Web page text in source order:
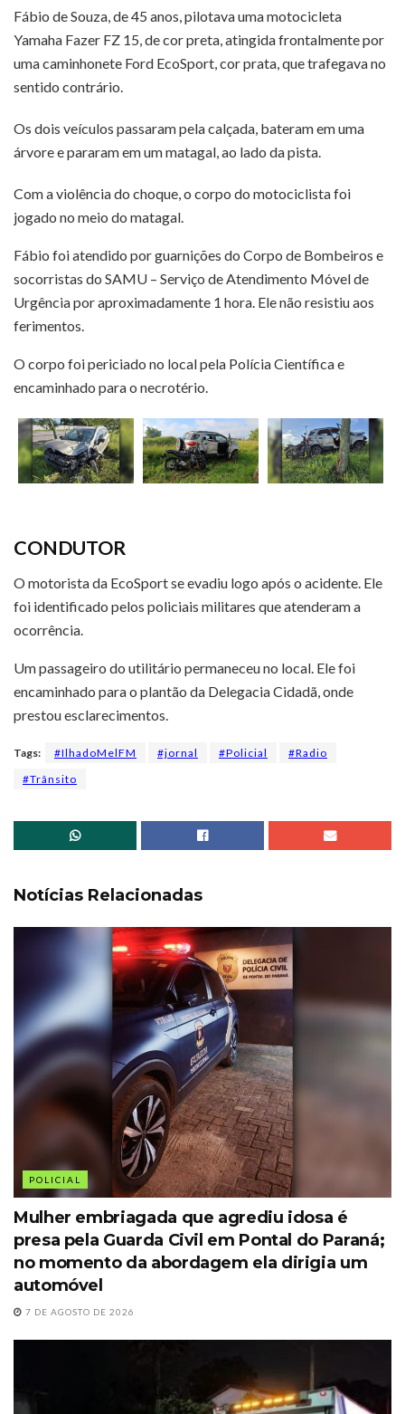
Fábio de Souza, de 45 anos, pilotava uma motocicleta
Yamaha Fazer FZ 15, de cor preta, atingida frontalmente por
uma caminhonete Ford EcoSport, cor prata, que trafegava no
sentido contrário.
Os dois veículos passaram pela calçada, bateram em uma
árvore e pararam em um matagal, ao lado da pista.
Com a violência do choque, o corpo do motociclista foi
jogado no meio do matagal.
Fábio foi atendido por guarnições do Corpo de Bombeiros e
socorristas do SAMU – Serviço de Atendimento Móvel de
Urgência por aproximadamente 1 hora. Ele não resistiu aos
ferimentos.
O corpo foi periciado no local pela Polícia Científica e
encaminhado para o necrotério.
CONDUTOR
O motorista da EcoSport se evadiu logo após o acidente. Ele
foi identificado pelos policiais militares que atenderam a
ocorrência.
Um passageiro do utilitário permaneceu no local. Ele foi
encaminhado para o plantão da Delegacia Cidadã, onde
prestou esclarecimentos.
Tags: #IlhadoMelFM #jornal #Policial
#Radio
#Trânsito
Notícias Relacionadas
POLICIAL
Mulher embriagada que agrediu idosa é
presa pela Guarda Civil em Pontal do Paraná;
no momento da abordagem ela dirigia um
automóvel
7 DE AGOSTO DE 2026